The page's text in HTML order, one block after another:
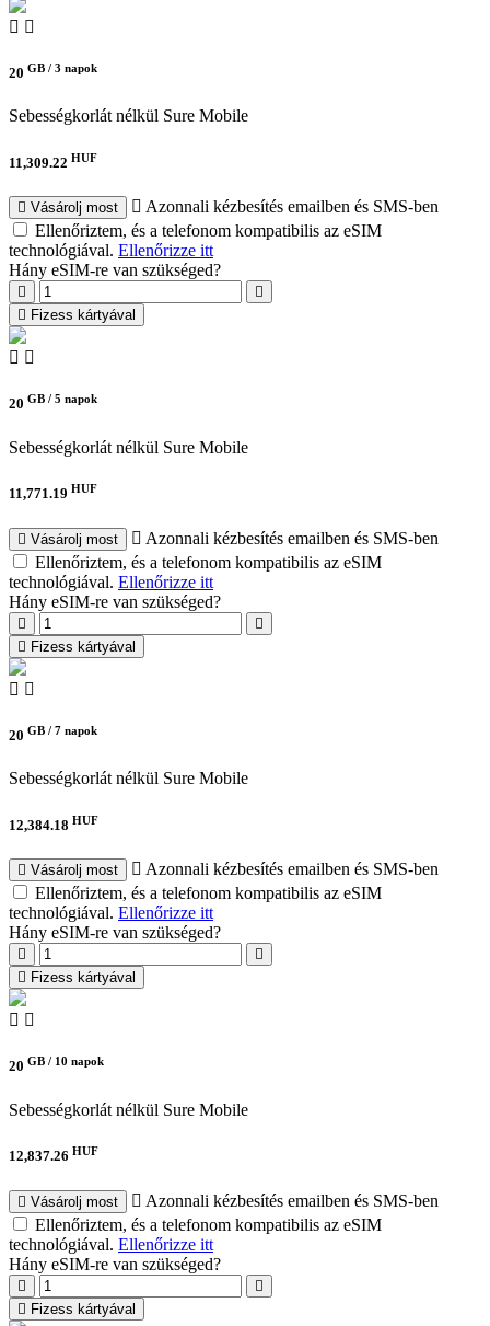
20 GB / 3 napok
Sebességkorlát nélkül Sure Mobile
11,309.22 HUF
Vásárolj most
Azonnali kézbesítés emailben és SMS-ben
Ellenőriztem, és a telefonom kompatibilis az eSIM
technológiával. Ellenőrizze itt
Hány eSIM-re van szükséged?
Fizess kártyával
20 GB / 5 napok
Sebességkorlát nélkül Sure Mobile
11,771.19 HUF
Vásárolj most
Azonnali kézbesítés emailben és SMS-ben
Ellenőriztem, és a telefonom kompatibilis az eSIM
technológiával. Ellenőrizze itt
Hány eSIM-re van szükséged?
Fizess kártyával
20 GB / 7 napok
Sebességkorlát nélkül Sure Mobile
12,384.18 HUF
Vásárolj most
Azonnali kézbesítés emailben és SMS-ben
Ellenőriztem, és a telefonom kompatibilis az eSIM
technológiával. Ellenőrizze itt
Hány eSIM-re van szükséged?
Fizess kártyával
20 GB / 10 napok
Sebességkorlát nélkül Sure Mobile
12,837.26 HUF
Vásárolj most
Azonnali kézbesítés emailben és SMS-ben
Ellenőriztem, és a telefonom kompatibilis az eSIM
technológiával. Ellenőrizze itt
Hány eSIM-re van szükséged?
Fizess kártyával